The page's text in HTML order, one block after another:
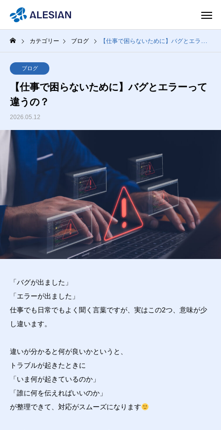
カテゴリー ブログ 【仕事で困らないために】バグとエラーって違うの？
ブログ
【仕事で困らないために】バグとエラーって
違うの？
2026.05.12
「バグが出ました」
「エラーが出ました」
仕事でも日常でもよく聞く言葉ですが、実はこの2つ、意味が少
し違います。
違いが分かると何が良いかというと、
トラブルが起きたときに
「いま何が起きているのか」
「誰に何を伝えればいいのか」
が整理できて、対応がスムーズになります